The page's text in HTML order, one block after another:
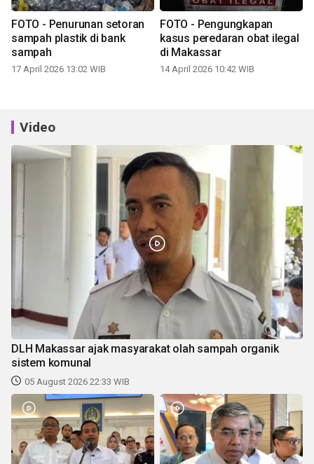
FOTO - Penurunan setoran
sampah plastik di bank
sampah
17 April 2026 13:02 WIB
FOTO - Pengungkapan
kasus peredaran obat ilegal
di Makassar
14 April 2026 10:42 WIB
Video
DLH Makassar ajak masyarakat olah sampah organik
sistem komunal
05 August 2026 22:33 WIB